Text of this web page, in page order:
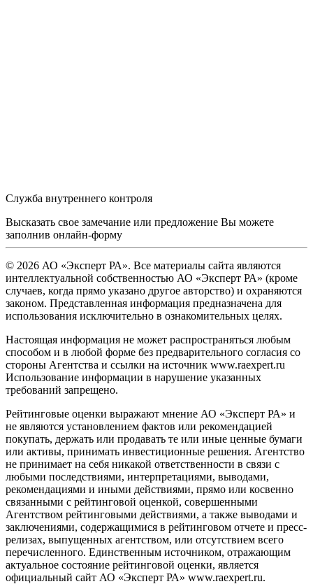
Служба внутреннего контроля
Высказать свое замечание или предложение Вы можете
заполнив онлайн-форму
© 2026 АО «Эксперт РА». Все материалы сайта являются
интеллектуальной собственностью АО «Эксперт РА» (кроме
случаев, когда прямо указано другое авторство) и охраняются
законом. Представленная информация предназначена для
использования исключительно в ознакомительных целях.
Настоящая информация не может распространяться любым
способом и в любой форме без предварительного согласия со
стороны Агентства и ссылки на источник www.raexpert.ru
Использование информации в нарушение указанных
требований запрещено.
Рейтинговые оценки выражают мнение АО «Эксперт РА» и
не являются установлением фактов или рекомендацией
покупать, держать или продавать те или иные ценные бумаги
или активы, принимать инвестиционные решения. Агентство
не принимает на себя никакой ответственности в связи с
любыми последствиями, интерпретациями, выводами,
рекомендациями и иными действиями, прямо или косвенно
связанными с рейтинговой оценкой, совершенными
Агентством рейтинговыми действиями, а также выводами и
заключениями, содержащимися в рейтинговом отчете и пресс-
релизах, выпущенных агентством, или отсутствием всего
перечисленного. Единственным источником, отражающим
актуальное состояние рейтинговой оценки, является
официальный сайт АО «Эксперт РА» www.raexpert.ru.